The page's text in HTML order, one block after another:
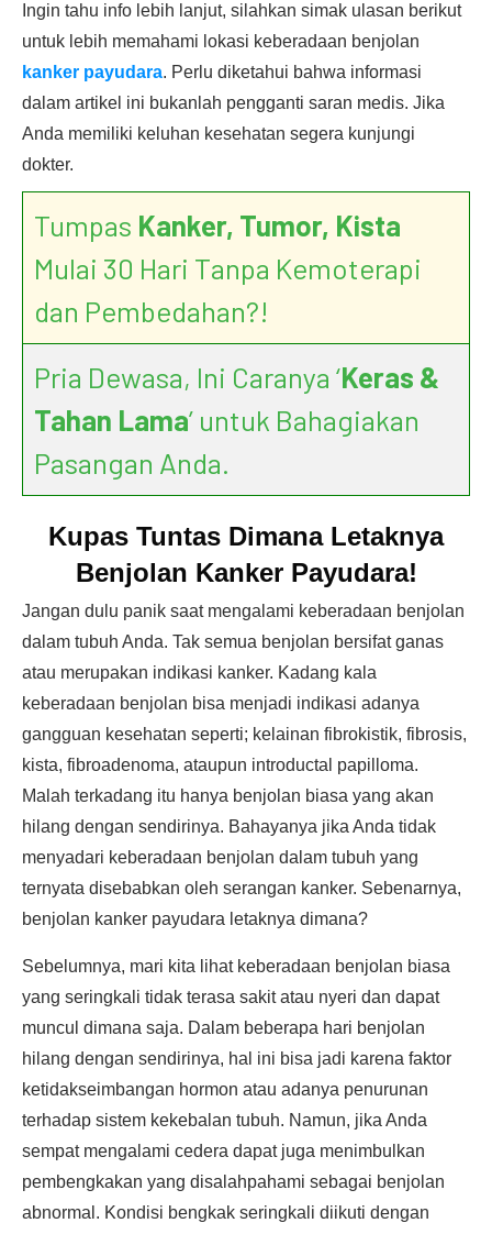
Ingin tahu info lebih lanjut, silahkan simak ulasan berikut
untuk lebih memahami lokasi keberadaan benjolan
kanker payudara. Perlu diketahui bahwa informasi
dalam artikel ini bukanlah pengganti saran medis. Jika
Anda memiliki keluhan kesehatan segera kunjungi
dokter.
Tumpas Kanker, Tumor, Kista
Mulai 30 Hari Tanpa Kemoterapi
dan Pembedahan?!
Pria Dewasa, Ini Caranya ‘Keras &
Tahan Lama’ untuk Bahagiakan
Pasangan Anda.
Kupas Tuntas Dimana Letaknya
Benjolan Kanker Payudara!
Jangan dulu panik saat mengalami keberadaan benjolan
dalam tubuh Anda. Tak semua benjolan bersifat ganas
atau merupakan indikasi kanker. Kadang kala
keberadaan benjolan bisa menjadi indikasi adanya
gangguan kesehatan seperti; kelainan fibrokistik, fibrosis,
kista, fibroadenoma, ataupun introductal papilloma.
Malah terkadang itu hanya benjolan biasa yang akan
hilang dengan sendirinya. Bahayanya jika Anda tidak
menyadari keberadaan benjolan dalam tubuh yang
ternyata disebabkan oleh serangan kanker. Sebenarnya,
benjolan kanker payudara letaknya dimana?
Sebelumnya, mari kita lihat keberadaan benjolan biasa
yang seringkali tidak terasa sakit atau nyeri dan dapat
muncul dimana saja. Dalam beberapa hari benjolan
hilang dengan sendirinya, hal ini bisa jadi karena faktor
ketidakseimbangan hormon atau adanya penurunan
terhadap sistem kekebalan tubuh. Namun, jika Anda
sempat mengalami cedera dapat juga menimbulkan
pembengkakan yang disalahpahami sebagai benjolan
abnormal. Kondisi bengkak seringkali diikuti dengan